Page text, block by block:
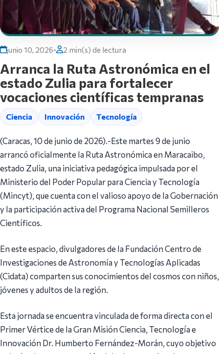
junio 10, 2026• 2 min(s) de lectura
Arranca la Ruta Astronómica en el
estado Zulia para fortalecer
vocaciones científicas tempranas
Ciencia Innovación Tecnología
(Caracas, 10 de junio de 2026).-Este martes 9 de junio
arrancó oficialmente la Ruta Astronómica en Maracaibo,
estado Zulia, una iniciativa pedagógica impulsada por el
Ministerio del Poder Popular para Ciencia y Tecnología
(Mincyt), que cuenta con el valioso apoyo de la Gobernación
y la participación activa del Programa Nacional Semilleros
Científicos.
En este espacio, divulgadores de la Fundación Centro de
Investigaciones de Astronomía y Tecnologías Aplicadas
(Cidata) comparten sus conocimientos del cosmos con niños,
jóvenes y adultos de la región.
Esta jornada se encuentra vinculada de forma directa con el
Primer Vértice de la Gran Misión Ciencia, Tecnología e
Innovación Dr. Humberto Fernández-Morán, cuyo objetivo